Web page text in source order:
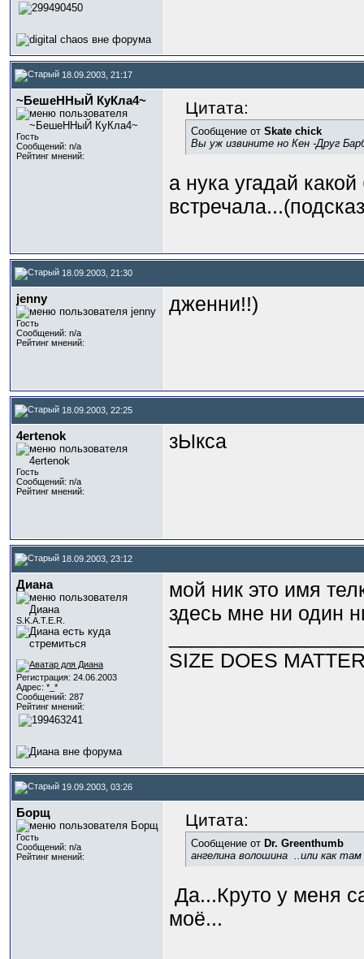
18.09.2003, 21:17
~БешеННыЙ КуКла4~
Гость
Сообщений: n/a
Рейтинг мнений:
Цитата:
Сообщение от Skate chick
Вы уж извините но Кен -Друг
а нука угадай
18.09.2003, 21:30
jenny
Гость
Сообщений: n/a
Рейтинг мнений:
дженни!!)
18.09.2003, 22:25
4ertenok
Гость
Сообщений: n/a
Рейтинг мнений:
зЫкса
18.09.2003, 23:12
Диана
S.K.A.T.E.R.
Регистрация: 24.06.2003
Адрес: *_*
Сообщений: 287
Рейтинг мнений:
мой ник это имя
здесь мне ни один
SIZE DOES
19.09.2003, 03:26
Борщ
Гость
Сообщений: n/a
Рейтинг мнений:
Цитата:
Сообщение от Dr. Greenthumb
ангелина волошина ..или как
Да...Круто у меня
моё...